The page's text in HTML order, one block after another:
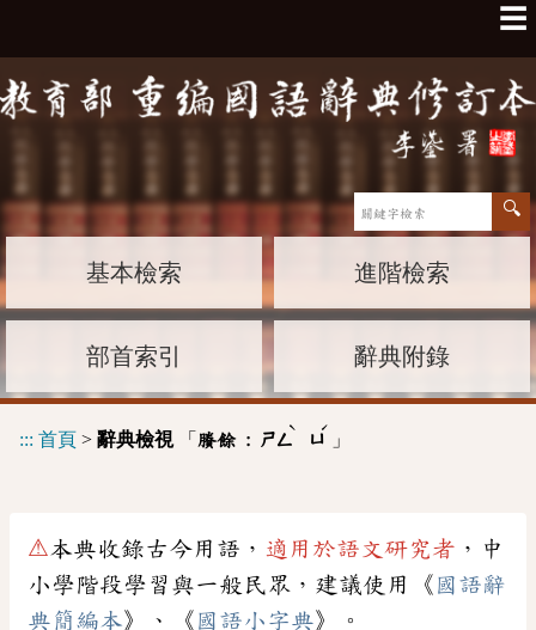
☰
基本檢索 進階檢索
部首索引 辭典附錄
::: 首頁 > 辭典檢視「 賸餘 : ㄕㄥ
ˋ
ㄩ
ˊ
」
⚠本典收錄古今用語， 適用於語文研究者 ，中
小學階段學習與一般民眾，建議使用《 國語辭
典簡編本》、《 國語小字典》。